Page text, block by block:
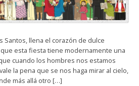
Santos, llena el corazón de dulce
esta fiesta tiene modernamente una
cuando los hombres nos estamos
la pena que se nos haga mirar al cielo,
más allá otro […]